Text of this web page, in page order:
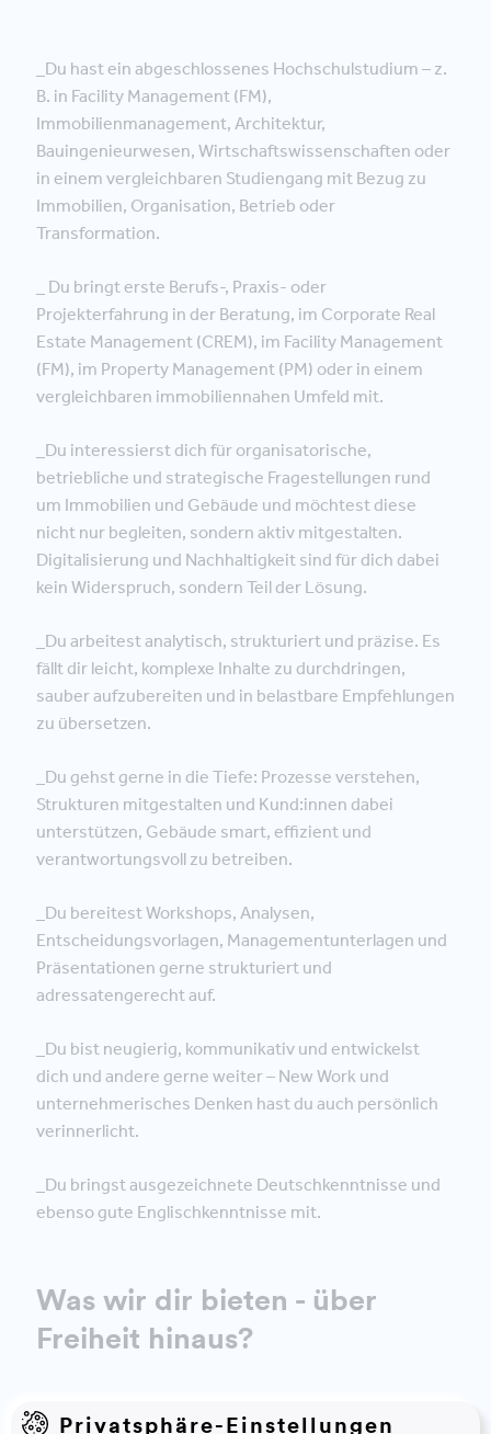
_Du hast ein abgeschlossenes Hochschulstudium – z.
B. in Facility Management (FM),
Immobilienmanagement, Architektur,
Bauingenieurwesen, Wirtschaftswissenschaften oder
in einem vergleichbaren Studiengang mit Bezug zu
Immobilien, Organisation, Betrieb oder
Transformation.
_ Du bringt erste Berufs-, Praxis- oder
Projekterfahrung in der Beratung, im Corporate Real
Estate Management (CREM), im Facility Management
(FM), im Property Management (PM) oder in einem
vergleichbaren immobiliennahen Umfeld mit.
_Du interessierst dich für organisatorische,
betriebliche und strategische Fragestellungen rund
um Immobilien und Gebäude und möchtest diese
nicht nur begleiten, sondern aktiv mitgestalten.
Digitalisierung und Nachhaltigkeit sind für dich dabei
kein Widerspruch, sondern Teil der Lösung.
_Du arbeitest analytisch, strukturiert und präzise. Es
fällt dir leicht, komplexe Inhalte zu durchdringen,
sauber aufzubereiten und in belastbare Empfehlungen
zu übersetzen.
_Du gehst gerne in die Tiefe: Prozesse verstehen,
Strukturen mitgestalten und Kund:innen dabei
unterstützen, Gebäude smart, effizient und
verantwortungsvoll zu betreiben.
_Du bereitest Workshops, Analysen,
Entscheidungsvorlagen, Managementunterlagen und
Präsentationen gerne strukturiert und
adressatengerecht auf.
_Du bist neugierig, kommunikativ und entwickelst
dich und andere gerne weiter – New Work und
unternehmerisches Denken hast du auch persönlich
verinnerlicht.
_Du bringst ausgezeichnete Deutschkenntnisse und
ebenso gute Englischkenntnisse mit.
Was wir dir bieten - über
Freiheit hinaus?
_Wir leben, was wir verkaufen: eine selbstbestimmte,
Privatsphäre-Einstellungen